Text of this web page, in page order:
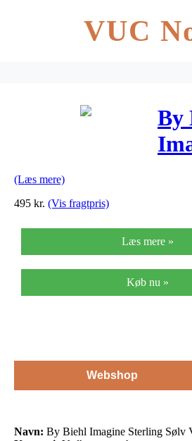
VUC
By
(Læs mere)
495 kr. (Vis fragtpris)
Læs mere »
Køb nu »
Webshop
Navn: By Biehl Imagine Sterling Sølv